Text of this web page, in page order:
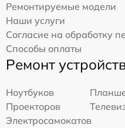
Ремонтируемые модели
Наши услуги
Согласие на обработку
Способы оплаты
Ремонт
Ноутбуков
Проекторов
Электросамокатов